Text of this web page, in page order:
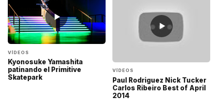
▶
VÍDEOS
Kyonosuke Yamashita
patinando el Primitive
Skatepark
▶
VÍDEOS
Paul Rodriguez Nick Tucker
Carlos Ribeiro Best of April
2014